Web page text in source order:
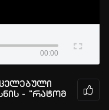
00:00
- "რატომ